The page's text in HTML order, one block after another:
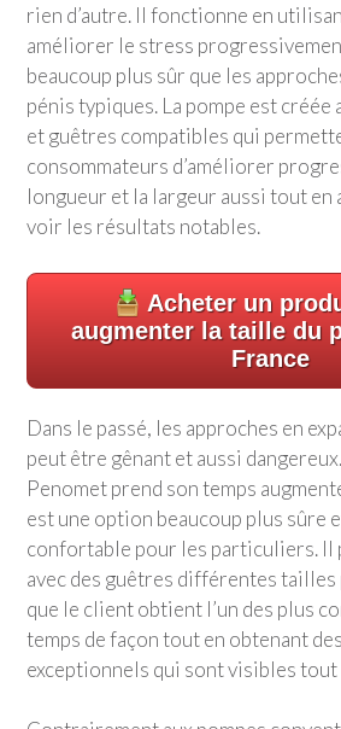
rien d’autre. Il fonctionne en
améliorer le stress
beaucoup plus sûr que les
pénis typiques. La pompe est créée
et guêtres compatibles qui
consommateurs d’améliorer
longueur et la largeur aussi tout en
voir les résultats notables.
Acheter un
augmenter la taille du
France
Dans le passé, les approches en
peut être gênant et aussi
Penomet prend son temps
est une option beaucoup plus sûre
confortable pour les particuliers. Il
avec des guêtres différentes
que le client obtient l’un des plus
temps de façon tout en obtenant
exceptionnels qui sont visibles tout